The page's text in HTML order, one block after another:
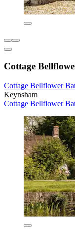
Cottage
Cottage Bellflower
Keynsham
Cottage Bellflower